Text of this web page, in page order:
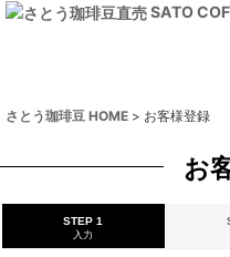
SATO
さとう珈琲豆 HOME > お客様登録
お
STEP 1
入力